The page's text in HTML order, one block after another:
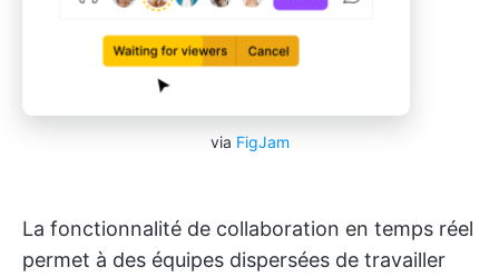
via FigJam
La fonctionnalité de collaboration en temps réel
permet à des équipes dispersées de travailler